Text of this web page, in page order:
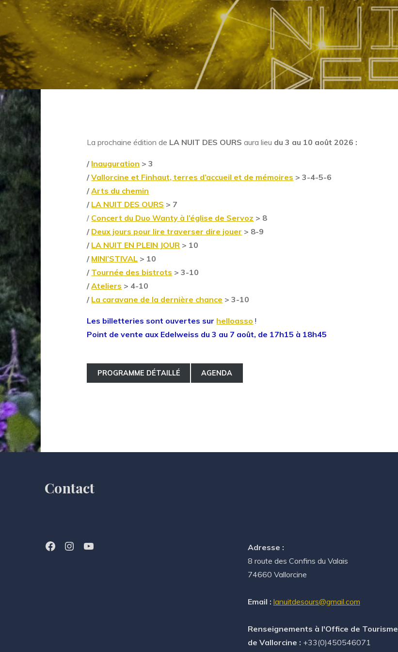
La prochaine édition de LA NUIT DES OURS aura lieu du 3 au 10 août 2026 :
/ Inauguration > 3
/Vallorcine et Finhaut, terres d’accueil et de mémoires > 3-4-5-6
/Arts du chemin
/ LA NUIT DES OURS > 7
/ Concert du Duo Wanty à l’église de Servoz > 8
/ Deux jours pour lire traverser dire jouer > 8-9
/ LA NUIT EN PLEIN JOUR > 10
/ MINI’STIVAL > 10
/ Tournée des bistrots > 3-10
/Ateliers > 4-10
/ La caravane de la dernière chance > 3-10
Les billetteries sont ouvertes sur helloasso !
Point de vente aux Edelweiss du 3 au 7 août, de 17h15 à 18h45
PROGRAMME DÉTAILLÉ AGENDA
Contact
Facebook Instagram YouTube
Adresse :
8 route des Confins du Valais
74660 Vallorcine
Email : lanuitdesours@gmail.com
Renseignements à l'Office de Tourisme
de Vallorcine : +33(0)450546071